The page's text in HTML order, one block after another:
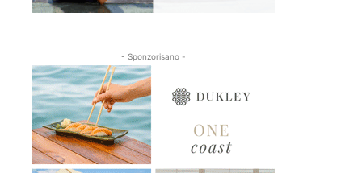
- Sponzorisano -